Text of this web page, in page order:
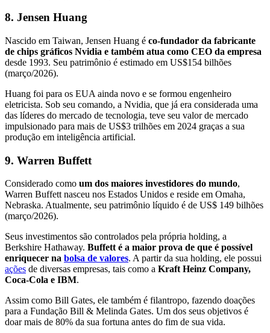
8. Jensen Huang
Nascido em Taiwan, Jensen Huang é co-fundador da fabricante
de chips gráficos Nvidia e também atua como CEO da empresa
desde 1993. Seu patrimônio é estimado em US$154 bilhões
(março/2026).
Huang foi para os EUA ainda novo e se formou engenheiro
eletricista. Sob seu comando, a Nvidia, que já era considerada uma
das líderes do mercado de tecnologia, teve seu valor de mercado
impulsionado para mais de US$3 trilhões em 2024 graças a sua
produção em inteligência artificial.
9. Warren Buffett
Considerado como um dos maiores investidores do mundo,
Warren Buffett nasceu nos Estados Unidos e reside em Omaha,
Nebraska. Atualmente, seu patrimônio líquido é de US$ 149 bilhões
(março/2026).
Seus investimentos são controlados pela própria holding, a
Berkshire Hathaway. Buffett é a maior prova de que é possível
enriquecer na bolsa de valores. A partir da sua holding, ele possui
ações de diversas empresas, tais como a Kraft Heinz Company,
Coca-Cola e IBM.
Assim como Bill Gates, ele também é filantropo, fazendo doações
para a Fundação Bill & Melinda Gates. Um dos seus objetivos é
doar mais de 80% da sua fortuna antes do fim de sua vida.